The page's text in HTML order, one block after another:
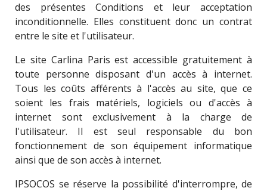
des présentes Conditions et leur acceptation
inconditionnelle. Elles constituent donc un contrat
entre le site et l'utilisateur.
Le site Carlina Paris est accessible gratuitement à
toute personne disposant d'un accès à internet.
Tous les coûts afférents à l'accès au site, que ce
soient les frais matériels, logiciels ou d'accès à
internet sont exclusivement à la charge de
l'utilisateur. Il est seul responsable du bon
fonctionnement de son équipement informatique
ainsi que de son accès à internet.
IPSOCOS se réserve la possibilité d'interrompre, de